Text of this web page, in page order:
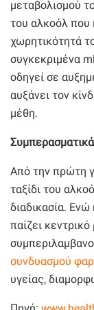
μεταβολισμού
του αλκοόλ που
χωρητικότητά
συγκεκριμένα
οδηγεί σε
αυξάνει τον
μέθη.
Συμπερασματικά
Από την πρώτη
ταξίδι του
διαδικασία.
παίζει
συνδυασμού
υγείας,